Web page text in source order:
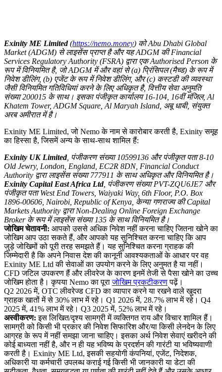
Exinity ME Limited(https://nemo.money) को Abu Dhabi Global
Market (ADGM) से लाइसेंस प्राप्त है और यह ADGM की Financial
Services Regulatory Authority (FSRA) द्वारा एक Authorised Person के
रूप में विनियमित है, जो ADGM में और वहां से (a) प्रिंसिपल (मैच्ड) के रूप में
निवेश डीलिंग, (b) एजेंट के रूप में निवेश डीलिंग, और (c) कस्टडी की व्यवस्था
जैसी विनियमित गतिविधियां करने के लिए अधिकृत है, वित्तीय सेवा अनुमति
संख्या 200015 के साथ। इसका पंजीकृत कार्यालय 16-104, 16वीं मंजिल, Al
Khatem Tower, ADGM Square, Al Maryah Island, अबू धाबी, संयुक्त
अरब अमीरात में है।
Exinity ME Limited, जो Nemo के नाम से कारोबार करती है, Exinity समूह
का हिस्सा है, जिसमें अन्य के साथ-साथ शामिल हैं:
Exinity UK Limited, पंजीकरण संख्या 10599136 और पंजीकृत पता 8-10
Old Jewry, London, England, EC2R 8DN, Financial Conduct
Authority द्वारा लाइसेंस संख्या 777911 के साथ अधिकृत और विनियमित है।
Exinity Capital East Africa Ltd, पंजीकरण संख्या PVT-ZQU6JE7 और
पंजीकृत पता West End Towers, Waiyaki Way, 6th Floor, P.O. Box
1896-00606, Nairobi, Republic of Kenya, केन्या गणराज्य की Capital
Markets Authority द्वारा Non-Dealing Online Foreign Exchange
Broker के रूप में लाइसेंस संख्या 135 के साथ विनियमित है।
जोखिम चेतावनी: आपको उससे अधिक निवेश नहीं करना चाहिए जितना खोने का
जोखिम आप उठा सकते हैं, और आपको यह सुनिश्चित करना चाहिए कि आप
जुड़े जोखिमों को पूरी तरह समझते हैं। यह सुनिश्चित करना ग्राहक की
जिम्मेदारी है कि अपने निवास देश की कानूनी आवश्यकताओं के आधार पर वह
Exinity ME Ltd की सेवाओं का उपयोग करने के लिए अनुमत है या नहीं।
CFD जटिल उपकरण हैं और लीवरेज के कारण इनमें तेजी से पैसा खोने का उच्च
जोखिम होता है। कृपया Nemo का पूराजोखिम प्रकटीकरणपढ़ें।
Q2 2026 में, OTC लीवरेज्ड CFD का व्यापार करने या रखने वाले खुदरा
ग्राहक खातों में से 30% लाभ में रहे। Q1 2026 में, 28.7% लाभ में रहे। Q4
2025 में, 41% लाभ में रहे। Q3 2025 में, 52% लाभ में रहे।
अस्वीकरण: इस लिखित/दृश्य सामग्री में व्यक्तिगत राय और विचार शामिल हैं।
सामग्री को किसी भी प्रकार की निवेश सिफारिश और/या किसी लेनदेन के लिए
आग्रह के रूप में नहीं समझा जाना चाहिए। इसका अर्थ निवेश सेवाएं खरीदने की
कोई बाध्यता नहीं है, और न ही यह भविष्य के प्रदर्शन की गारंटी या भविष्यवाणी
करती है। Exinity ME Ltd, इसकी सहयोगी कंपनियां, एजेंट, निदेशक,
अधिकारी या कर्मचारी उपलब्ध कराई गई किसी भी जानकारी या डेटा की